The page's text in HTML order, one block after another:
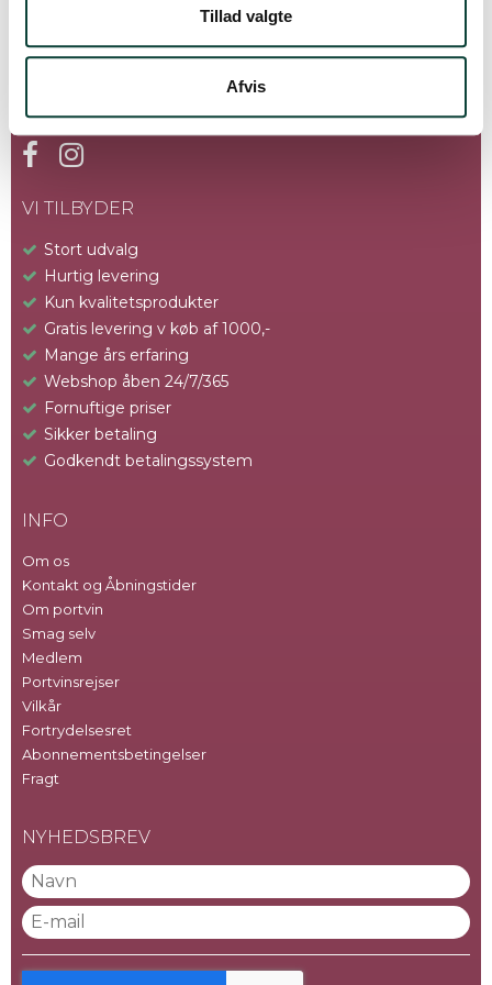
Tillad valgte
Afvis
FØLG OS
VI TILBYDER
Stort udvalg
Hurtig levering
Kun kvalitetsprodukter
Gratis levering v køb af 1000,-
Mange års erfaring
Webshop åben 24/7/365
Fornuftige priser
Sikker betaling
Godkendt betalingssystem
INFO
Om os
Kontakt og Åbningstider
Om portvin
Smag selv
Medlem
Portvinsrejser
Vilkår
Fortrydelsesret
Abonnementsbetingelser
Fragt
NYHEDSBREV